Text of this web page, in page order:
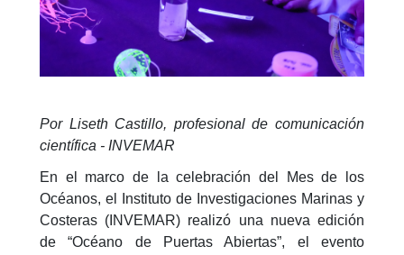
Por Liseth Castillo, profesional de comunicación
científica - INVEMAR
En el marco de la celebración del Mes de los
Océanos, el Instituto de Investigaciones Marinas y
Costeras (INVEMAR) realizó una nueva edición
de “Océano de Puertas Abiertas”, el evento